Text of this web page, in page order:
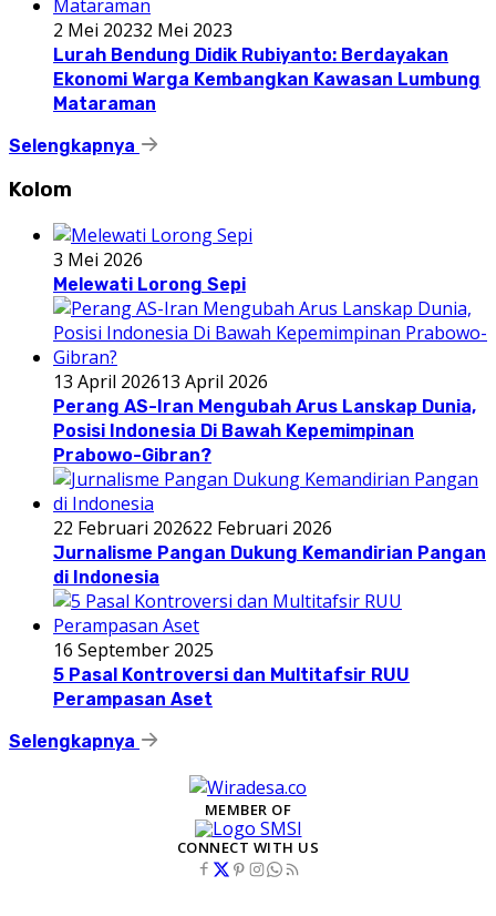
2 Mei 20232 Mei 2023
Lurah Bendung Didik Rubiyanto: Berdayakan
Ekonomi Warga Kembangkan Kawasan Lumbung
Mataraman
Selengkapnya
Kolom
3 Mei 2026
Melewati Lorong Sepi
13 April 202613 April 2026
Perang AS-Iran Mengubah Arus Lanskap Dunia,
Posisi Indonesia Di Bawah Kepemimpinan
Prabowo-Gibran?
22 Februari 202622 Februari 2026
Jurnalisme Pangan Dukung Kemandirian Pangan
di Indonesia
16 September 2025
5 Pasal Kontroversi dan Multitafsir RUU
Perampasan Aset
Selengkapnya
MEMBER OF
CONNECT WITH US